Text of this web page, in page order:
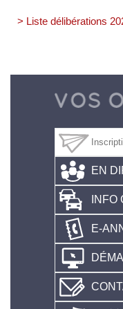
> Liste délibérations
EN
INFO
E-